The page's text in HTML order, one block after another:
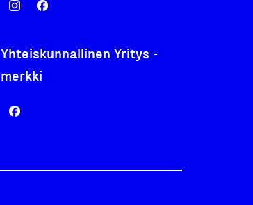
Yhteiskunnallinen Yritys -
merkki